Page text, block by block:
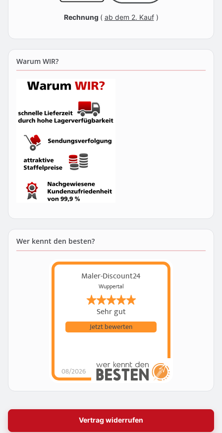
Rechnung ( ab dem 2. Kauf)
Warum WIR?
Wer kennt den besten?
Maler-Discount24
Wuppertal
Sehr gut
08/2026
Jetzt bewerten
Vertrag widerrufen